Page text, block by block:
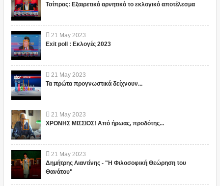
Τσίπρας: Εξαιρετικά αρνητικό το εκλογικό αποτέλεσμα
21 May 2023
Exit poll : Εκλογές 2023
21 May 2023
Τα πρώτα προγνωστικά δείχνουν...
21 May 2023
ΧΡΟΝΗΣ ΜΙΣΣΙΟΣ! Από ήρωας, προδότης...
21 May 2023
Δημήτρης Λιαντίνης - "Η Φιλοσοφική Θεώρηση του
Θανάτου"